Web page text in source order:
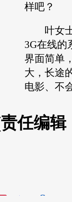
样吧？
叶女士
3G在线的
界面简单
大，长途
电影、不
任编辑